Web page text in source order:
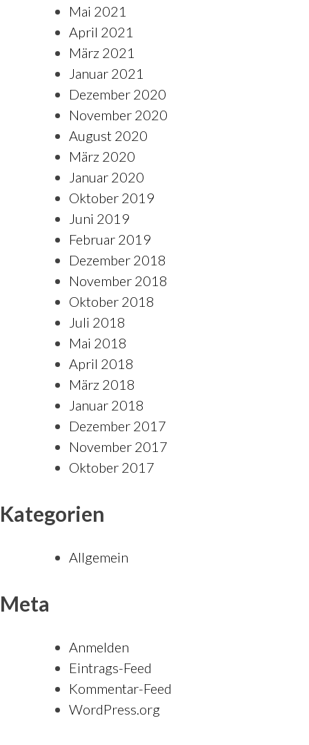
Mai 2021
April 2021
März 2021
Januar 2021
Dezember 2020
November 2020
August 2020
März 2020
Januar 2020
Oktober 2019
Juni 2019
Februar 2019
Dezember 2018
November 2018
Oktober 2018
Juli 2018
Mai 2018
April 2018
März 2018
Januar 2018
Dezember 2017
November 2017
Oktober 2017
Kategorien
Allgemein
Meta
Anmelden
Eintrags-Feed
Kommentar-Feed
WordPress.org